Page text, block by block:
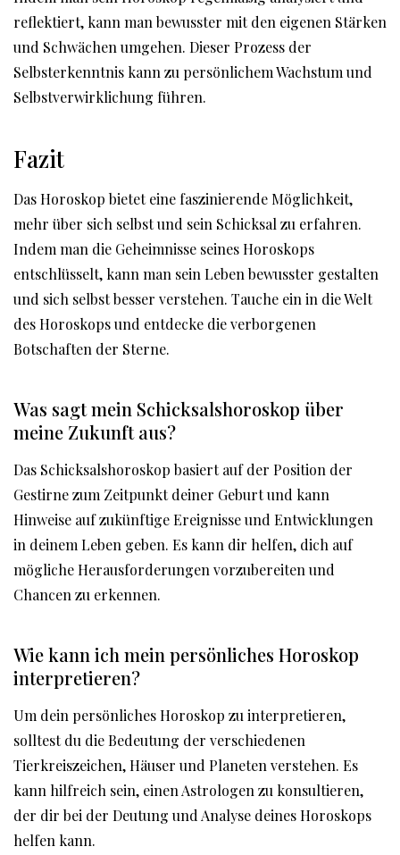
reflektiert, kann man bewusster mit den eigenen Stärken
und Schwächen umgehen. Dieser Prozess der
Selbsterkenntnis kann zu persönlichem Wachstum und
Selbstverwirklichung führen.
Fazit
Das Horoskop bietet eine faszinierende Möglichkeit,
mehr über sich selbst und sein Schicksal zu erfahren.
Indem man die Geheimnisse seines Horoskops
entschlüsselt, kann man sein Leben bewusster gestalten
und sich selbst besser verstehen. Tauche ein in die Welt
des Horoskops und entdecke die verborgenen
Botschaften der Sterne.
Was sagt mein Schicksalshoroskop über
meine Zukunft aus?
Das Schicksalshoroskop basiert auf der Position der
Gestirne zum Zeitpunkt deiner Geburt und kann
Hinweise auf zukünftige Ereignisse und Entwicklungen
in deinem Leben geben. Es kann dir helfen, dich auf
mögliche Herausforderungen vorzubereiten und
Chancen zu erkennen.
Wie kann ich mein persönliches Horoskop
interpretieren?
Um dein persönliches Horoskop zu interpretieren,
solltest du die Bedeutung der verschiedenen
Tierkreiszeichen, Häuser und Planeten verstehen. Es
kann hilfreich sein, einen Astrologen zu konsultieren,
der dir bei der Deutung und Analyse deines Horoskops
helfen kann.